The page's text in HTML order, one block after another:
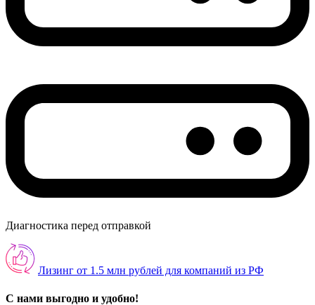
Диагностика перед отправкой
Лизинг от 1.5 млн рублей для компаний из РФ
С нами выгодно и удобно!